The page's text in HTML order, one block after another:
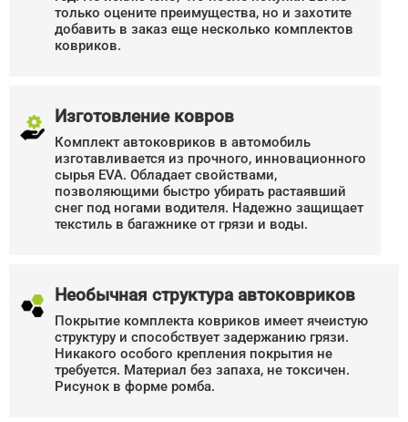
только оцените преимущества, но и захотите
добавить в заказ еще несколько комплектов
ковриков.
Изготовление ковров
Комплект автоковриков в автомобиль
изготавливается из прочного, инновационного
сырья EVA. Обладает свойствами,
позволяющими быстро убирать растаявший
снег под ногами водителя. Надежно защищает
текстиль в багажнике от грязи и воды.
Необычная структура автоковриков
Покрытие комплекта ковриков имеет ячеистую
структуру и способствует задержанию грязи.
Никакого особого крепления покрытия не
требуется. Материал без запаха, не токсичен.
Рисунок в форме ромба.